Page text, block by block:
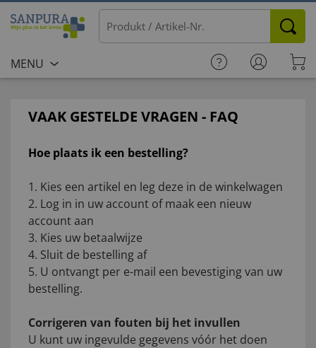
MENU
VAAK GESTELDE VRAGEN - FAQ
Hoe plaats ik een bestelling?
1. Kies een artikel en leg deze in de winkelwagen
2. Log in in uw account of maak een nieuw
account aan
3. Kies uw betaalwijze
4. Sluit de bestelling af
5. U ontvangt per e-mail een bevestiging van uw
bestelling.
Corrigeren van fouten bij het invullen
U kunt uw ingevulde gegevens vóór het doen